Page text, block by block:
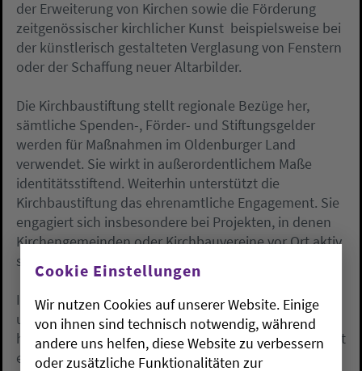
der Erweiterung von Kirchen sowie die Förderung
zeitgenössischer kirchlicher Kunst  beispielsweise bei
der künstlerisch gestalteten Verglasung von Fenstern
oder der Schaffung neuer Altarbilder.
Die Kirchbaustiftung stellt regionale Bezüge her,
sämtliche Spenden-, Förder- und Stiftungsgelder
werden für Maßnahmen im Oldenburger Land
verwendet. Sie wirkt in außerordentlichem Maße
identitätsstiftend. Weiterhin unterstützt die
Kirchbaustiftung das ehrenamtliche Engagement. Sie
engagiert sich insbesondere bei Projekten, in denen
Kirchengemeinden oder Kirchbauvereine vor Ort aktiv
sind.
In den vergangenen zehn Jahren wurden 29 Projekte
unterstützt, neue Kostbarkeiten geschaffen und
historische Kunst- und Kulturschätze für die Nachwelt
erhalten. Nahezu 450.000 Euro wurden dafür von der
Cookie Einstellungen
Wir nutzen Cookies auf unserer Website. Einige
von ihnen sind technisch notwendig, während
andere uns helfen, diese Website zu verbessern
oder zusätzliche Funktionalitäten zur